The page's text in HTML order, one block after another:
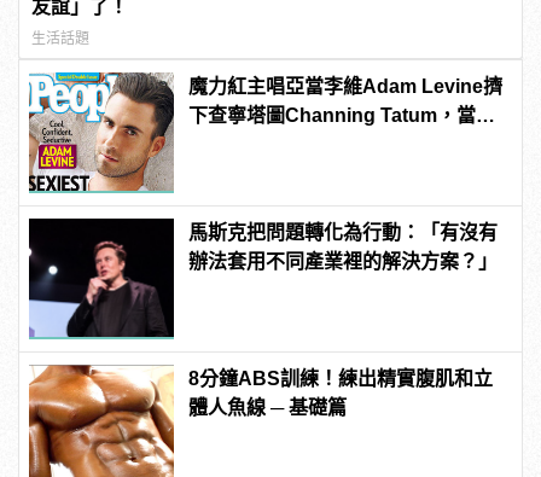
友誼」了！
生活話題
魔力紅主唱亞當李維Adam Levine擠
下查寧塔圖Channing Tatum，當選
馬斯克把問題轉化為行動：「有沒有
辦法套用不同產業裡的解決方案？」
8分鐘ABS訓練！練出精實腹肌和立
體人魚線 ─ 基礎篇